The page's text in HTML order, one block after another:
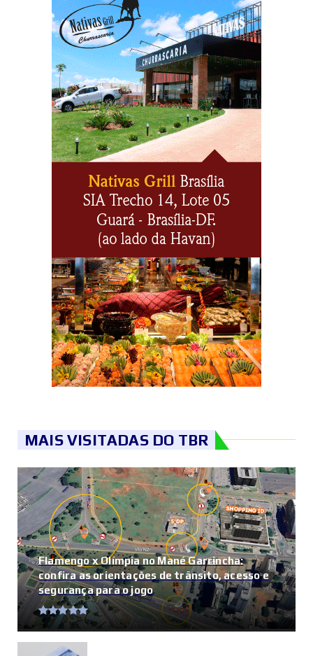
MAIS VISITADAS DO TBR
Flamengo x Olímpia no Mané Garrincha:
confira as orientações de trânsito, acesso e
segurança para o jogo